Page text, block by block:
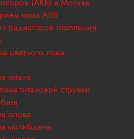
(АКБ) в Москве
лома АКБ
радиаторов отопления
цветного лома
титана
титановой стружки
олова
молибдена